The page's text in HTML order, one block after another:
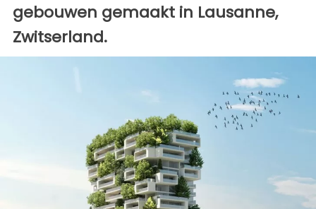
gebouwen gemaakt in Lausanne,
Zwitserland.